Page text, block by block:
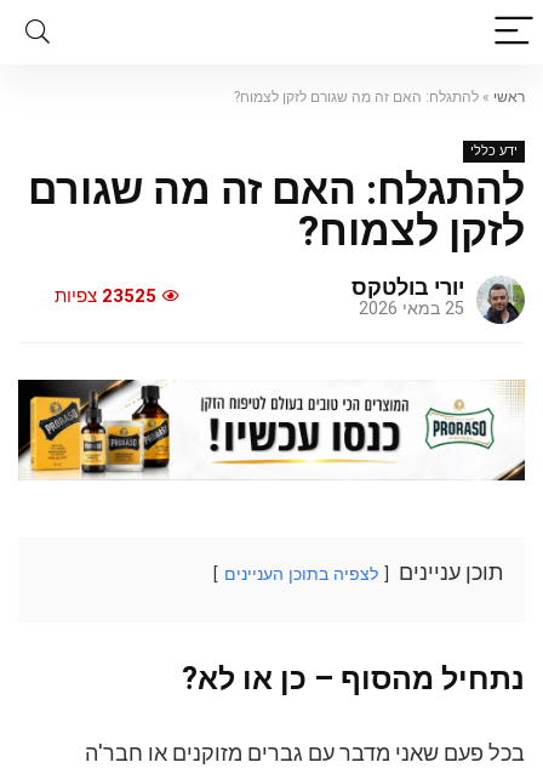
ראשי » להתגלח: האם זה מה שגורם לזקן לצמוח?
ידע כללי
להתגלח: האם זה מה שגורם
לזקן לצמוח?
יורי בולטקס
25 במאי 2026
23525 צפיות
תוכן עניינים לצפיה בתוכן העניינים
נתחיל מהסוף – כן או לא?
בכל פעם שאני מדבר עם גברים מזוקנים או חבר'ה